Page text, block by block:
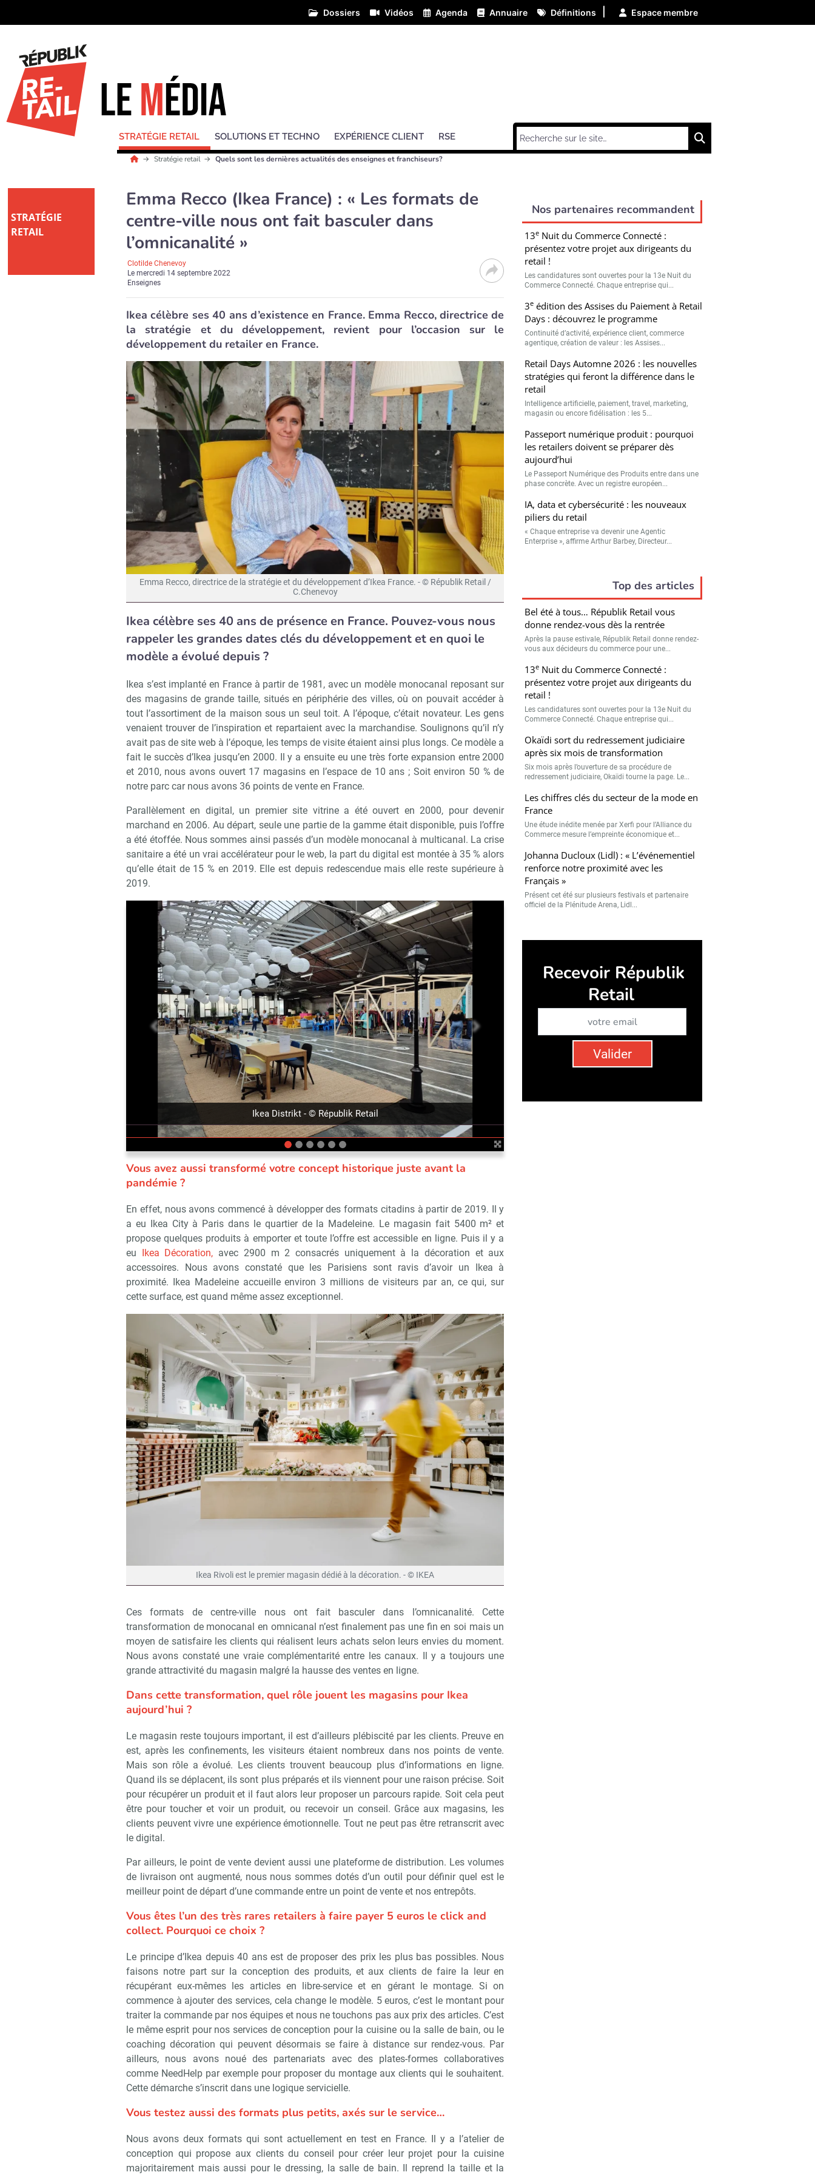
Dossiers Vidéos Agenda Annuaire Définitions Espace membre
STRATÉGIE RETAIL SOLUTIONS ET TECHNO EXPÉRIENCE CLIENT RSE
Stratégie retail Quels sont les dernières actualités des enseignes et franchiseurs?
STRATÉGIE
RETAIL
Emma Recco (Ikea France) : « Les formats de
centre-ville nous ont fait basculer dans
l’omnicanalité »
Clotilde Chenevoy
Lemercredi 14 septembre 2022
Enseignes
Ikea célèbre ses 40 ans d’existence en France. Emma Recco, directrice de
la stratégie et du développement, revient pour l’occasion sur le
développement du retailer en France.
Emma Recco, directrice de la stratégie et du développement d’Ikea France. - © Républik Retail /
C.Chenevoy
Ikea célèbre ses 40 ans de présence en France. Pouvez-vous nous
rappeler les grandes dates clés du développement et en quoi le
modèle a évolué depuis ?
Ikea s’est implanté en France à partir de 1981, avec un modèle monocanal reposant sur
des magasins de grande taille, situés en périphérie des villes, où on pouvait accéder à
tout l’assortiment de la maison sous un seul toit. A l’époque, c’était novateur. Les gens
venaient trouver de l’inspiration et repartaient avec la marchandise. Soulignons qu’il n’y
avait pas de site web à l’époque, les temps de visite étaient ainsi plus longs. Ce modèle a
fait le succès d’Ikea jusqu’en 2000. Il y a ensuite eu une très forte expansion entre 2000
et 2010, nous avons ouvert 17 magasins en l’espace de 10 ans ; Soit environ 50 % de
notre parc car nous avons 36 points de vente en France.
Parallèlement en digital, un premier site vitrine a été ouvert en 2000, pour devenir
marchand en 2006. Au départ, seule une partie de la gamme était disponible, puis l’offre
a été étoffée. Nous sommes ainsi passés d’un modèle monocanal à multicanal. La crise
sanitaire a été un vrai accélérateur pour le web, la part du digital est montée à 35 % alors
qu’elle était de 15 % en 2019. Elle est depuis redescendue mais elle reste supérieure à
2019.
Ikea Distrikt - © Républik Retail
précédent suivant
Vous avez aussi transformé votre concept historique juste avant la
pandémie ?
En effet, nous avons commencé à développer des formats citadins à partir de 2019. Il y
a eu Ikea City à Paris dans le quartier de la Madeleine. Le magasin fait 5400 m² et
propose quelques produits à emporter et toute l’offre est accessible en ligne. Puis il y a
eu Ikea Décoration, avec 2900 m 2 consacrés uniquement à la décoration et aux
accessoires. Nous avons constaté que les Parisiens sont ravis d’avoir un Ikea à
proximité. Ikea Madeleine accueille environ 3 millions de visiteurs par an, ce qui, sur
cette surface, est quand même assez exceptionnel.
Ikea Rivoli est le premier magasin dédié à la décoration. - © IKEA
Ces formats de centre-ville nous ont fait basculer dans l’omnicanalité. Cette
transformation de monocanal en omnicanal n’est finalement pas une fin en soi mais un
moyen de satisfaire les clients qui réalisent leurs achats selon leurs envies du moment.
Nous avons constaté une vraie complémentarité entre les canaux. Il y a toujours une
grande attractivité du magasin malgré la hausse des ventes en ligne.
Dans cette transformation, quel rôle jouent les magasins pour Ikea
aujourd’hui ?
Le magasin reste toujours important, il est d’ailleurs plébiscité par les clients. Preuve en
est, après les confinements, les visiteurs étaient nombreux dans nos points de vente.
Mais son rôle a évolué. Les clients trouvent beaucoup plus d’informations en ligne.
Quand ils se déplacent, ils sont plus préparés et ils viennent pour une raison précise. Soit
pour récupérer un produit et il faut alors leur proposer un parcours rapide. Soit cela peut
être pour toucher et voir un produit, ou recevoir un conseil. Grâce aux magasins, les
clients peuvent vivre une expérience émotionnelle. Tout ne peut pas être retranscrit avec
le digital.
Par ailleurs, le point de vente devient aussi une plateforme de distribution. Les volumes
de livraison ont augmenté, nous nous sommes dotés d’un outil pour définir quel est le
meilleur point de départ d’une commande entre un point de vente et nos entrepôts.
Vous êtes l’un des très rares retailers à faire payer 5 euros le click and
collect. Pourquoi ce choix ?
Le principe d’Ikea depuis 40 ans est de proposer des prix les plus bas possibles. Nous
faisons notre part sur la conception des produits, et aux clients de faire la leur en
récupérant eux-mêmes les articles en libre-service et en gérant le montage. Si on
commence à ajouter des services, cela change le modèle. 5 euros, c’est le montant pour
traiter la commande par nos équipes et nous ne touchons pas aux prix des articles. C’est
le même esprit pour nos services de conception pour la cuisine ou la salle de bain, ou le
coaching décoration qui peuvent désormais se faire à distance sur rendez-vous. Par
ailleurs, nous avons noué des partenariats avec des plates-formes collaboratives
comme NeedHelp par exemple pour proposer du montage aux clients qui le souhaitent.
Cette démarche s’inscrit dans une logique servicielle.
Vous testez aussi des formats plus petits, axés sur le service…
Nous avons deux formats qui sont actuellement en test en France. Il y a l’atelier de
conception qui propose aux clients du conseil pour créer leur projet pour la cuisine
majoritairement mais aussi pour le dressing, la salle de bain. Il reprend la taille et la
Nos partenaires recommandent
13eNuit du Commerce Connecté :
présentez votre projet aux dirigeants du
retail !
Les candidatures sont ouvertes pour la 13e Nuit du
Commerce Connecté. Chaque entreprise qui...
3eédition des Assises du Paiement à Retail
Days : découvrez le programme
Continuité d’activité, expérience client, commerce
agentique, création de valeur : les Assises...
Retail Days Automne 2026 : les nouvelles
stratégies qui feront la différence dans le
retail
Intelligence artificielle, paiement, travel, marketing,
magasin ou encore fidélisation : les 5...
Passeport numérique produit : pourquoi
les retailers doivent se préparer dès
aujourd’hui
Le Passeport Numérique des Produits entre dans une
phase concrète. Avec un registre européen...
IA, data et cybersécurité : les nouveaux
piliers du retail
« Chaque entreprise va devenir une Agentic
Enterprise », affirme Arthur Barbey, Directeur...
Top des articles
Bel été à tous… Républik Retail vous
donne rendez-vous dès la rentrée
Après la pause estivale, Républik Retail donne rendez-
vous aux décideurs du commerce pour une...
13eNuit du Commerce Connecté :
présentez votre projet aux dirigeants du
retail !
Les candidatures sont ouvertes pour la 13e Nuit du
Commerce Connecté. Chaque entreprise qui...
Okaïdi sort du redressement judiciaire
après six mois de transformation
Six mois après l’ouverture de sa procédure de
redressement judiciaire, Okaïdi tourne la page. Le...
Les chiffres clés du secteur de la mode en
France
Une étude inédite menée par Xerfi pour l’Alliance du
Commerce mesure l’empreinte économique et...
Johanna Ducloux (Lidl) : « L’événementiel
renforce notre proximité avec les
Français »
Présent cet été sur plusieurs festivals et partenaire
officiel de la Plénitude Arena, Lidl...
Recevoir Républik Retail Abonnez-vous à notre newsletter
Non merci, je reçois déjà ! Je déciderai plus tard